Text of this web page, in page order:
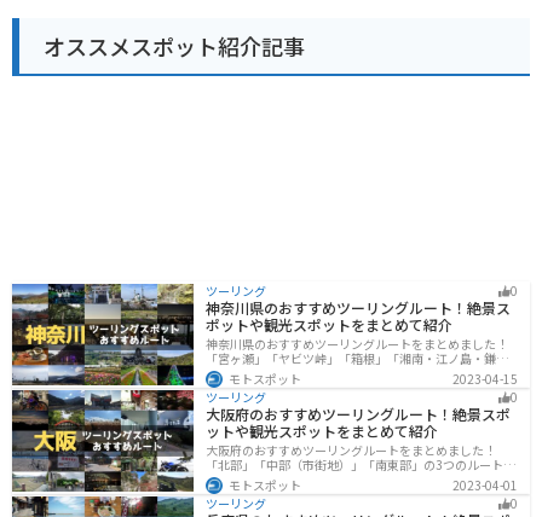
で、バイクで touring を楽しむのもおすすめです。 道の
駅 ポート赤碕は、鳥取県の東部を観光する際の拠点とし
ても最適な場所です。周辺には、鳥取砂丘や浦富海岸な
オススメスポット紹介記事
ツーリング 0
神奈川県のおすすめツーリングルート！絶景ス
ポットや観光スポットをまとめて紹介
神奈川県のおすすめツーリングルートをまとめました！
「宮ヶ瀬」「ヤビツ峠」「箱根」「湘南・江ノ島・鎌
倉」「三浦」「みなとみらい」の6つのルート紹介しま
す。自然豊かなスポット、歴史ある観光名所、都市部で
楽しめるツーリングスポットまで多数あります。バイク
で神奈川県にツーリングに行く際は参考にしてくださ
い。
モトスポット
2023-04-15
ツーリング
0
大阪府のおすすめツーリングルート！絶景スポ
ットや観光スポットをまとめて紹介
大阪府のおすすめツーリングルートをまとめました！
「北部」「中部（市街地）」「南東部」の3つのルート紹
介します。歴史と近代が融合した魅力的なエリアで様々
な楽しみ方ができます。バイクで大阪府にツーリングに
行く際は参考にしてください。
モトスポット
2023-04-01
ツーリング
0